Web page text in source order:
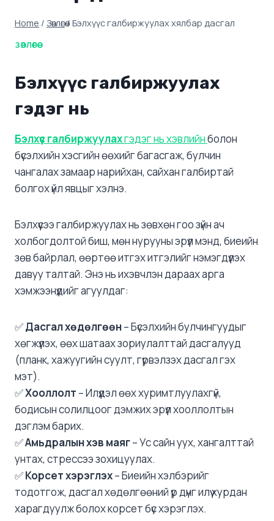
Home / Зөвлөгөө/ Бэлхүүс галбиржуулах хялбар дасгал
ЗӨВЛӨГӨӨ
Бэлхүүс галбиржуулах
гэдэг нь
Бэлхүүс галбиржуулахгэдэг нь хэвлийнболон
бүсэлхийн хэсгийн өөхийг багасгаж, булчин
чангалах замаар нарийхан, сайхан галбиртай
болгох үйл явцыг хэлнэ.
Бэлхүүсээ галбиржуулах нь зөвхөн гоо зүйн ач
холбогдолтой биш, мөн нурууны эрүүл мэнд, биеийн
зөв байрлал, өөртөө итгэх итгэлийг нэмэгдүүлэх
давуу талтай. Энэ нь ихэвчлэн дараах арга
хэмжээнүүдийг агуулдаг:
✅Дасгал хөдөлгөөн– Бүсэлхийн булчингуудыг
хөгжүүлэх, өөх шатаах зориулалттай дасгалууд
(планк, хажуугийн суулт, гүрвэлзэх дасгал гэх
мэт).
✅Хооллолт – Илүүдэл өөх хуримтлуулахгүй,
бодисын солилцоог дэмжих эрүүл хооллолтын
дэглэм барих.
✅Амьдралын хэв маяг– Ус сайн уух, хангалттай
унтах, стрессээ зохицуулах.
✅Корсет хэрэглэх– Биеийн хэлбэрийг
тодотгож, дасгал хөдөлгөөний үр дүнг илүү хурдан
харагдуулж болох корсет бүс хэрэглэх.